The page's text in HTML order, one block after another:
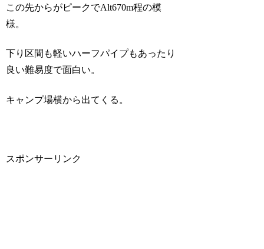
この先からがピークでAlt670m程の模
様。
下り区間も軽いハーフパイプもあったり
良い難易度で面白い。
キャンプ場横から出てくる。
スポンサーリンク